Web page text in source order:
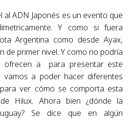
al ADN Japonés es un evento que
Y como si fuera
Argentina como desde Ayax,
de primer nivel. Y como no podría
ofrecen a para presentar este
vamos a poder hacer diferentes
ver cómo se comporta esta
Hilux. Ahora bien ¿dónde la
Se dice que en algún